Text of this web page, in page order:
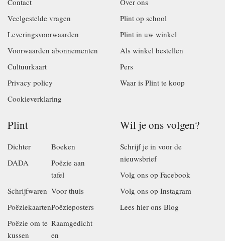
Contact
Veelgestelde vragen
Leveringsvoorwaarden
Voorwaarden abonnementen
Cultuurkaart
Privacy policy
Cookieverklaring
Over ons
Plint op school
Plint in uw winkel
Als winkel bestellen
Pers
Waar is Plint te koop
Plint
Dichter
Boeken
DADA
Poëzie aan
tafel
Schrijfwaren Voor thuis
PoëziekaartenPoëzieposters
Poëzie om te
kussen
Raamgedicht
en
Wil je ons volgen?
Schrijf je in voor de
nieuwsbrief
Volg ons op Facebook
Volg ons op Instagram
Lees hier ons Blog